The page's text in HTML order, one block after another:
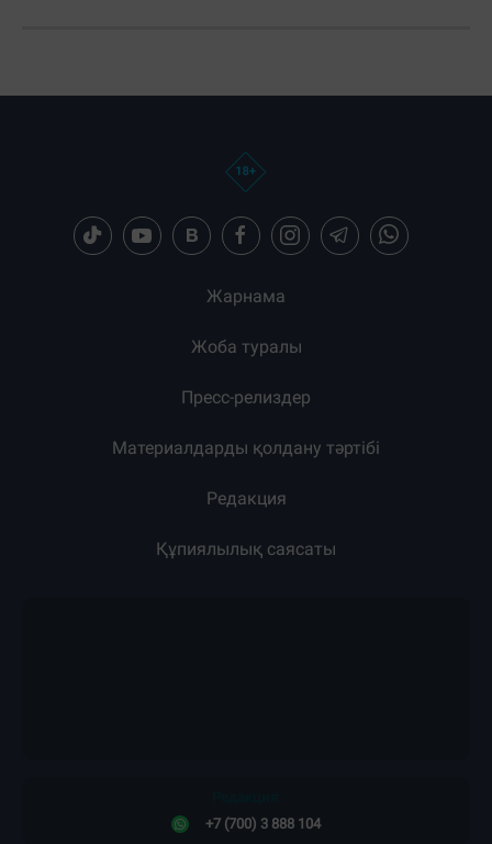
Жарнама
Жоба туралы
Пресс-релиздер
Материалдарды қолдану тәртібі
Редакция
Құпиялылық саясаты
+7 (700) 3 888 104